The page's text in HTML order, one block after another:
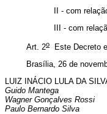
II - com
III - com
Art. 2o
Este Decreto
Brasília, 26 de
LUIZ INÁCIO LULA DA
Guido Mantega
Wagner Gonçalves Rossi
Paulo Bernardo Silva